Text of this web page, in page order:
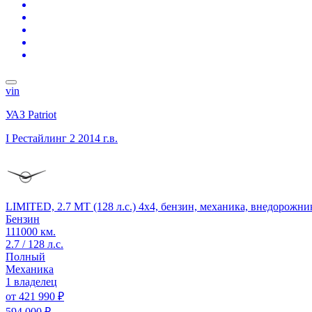
vin
УАЗ Patriot
I Рестайлинг 2 2014 г.в.
LIMITED, 2.7 MT (128 л.с.) 4x4, бензин, механика,
Бензин
111000 км.
2.7 / 128 л.с.
Полный
Механика
1 владелец
от 421 990 ₽